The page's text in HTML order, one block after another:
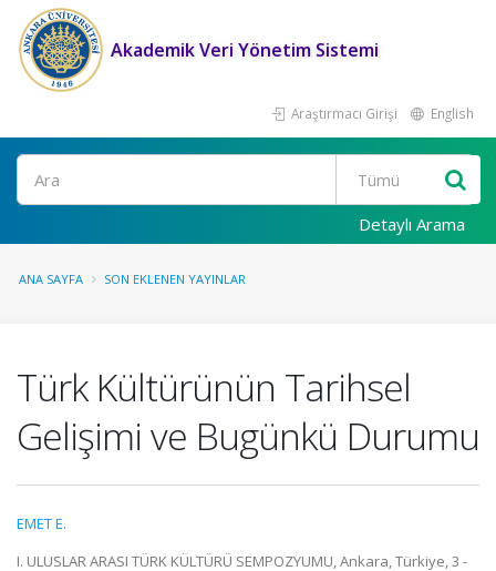
Akademik Veri Yönetim Sistemi
Araştırmacı Girişi English
Ara
Detaylı Arama
ANA SAYFA SON EKLENEN YAYINLAR
Türk Kültürünün Tarihsel
Gelişimi ve Bugünkü Durumu
EMET E.
I. ULUSLAR ARASI TÜRK KÜLTÜRÜ SEMPOZYUMU, Ankara, Türkiye, 3 -